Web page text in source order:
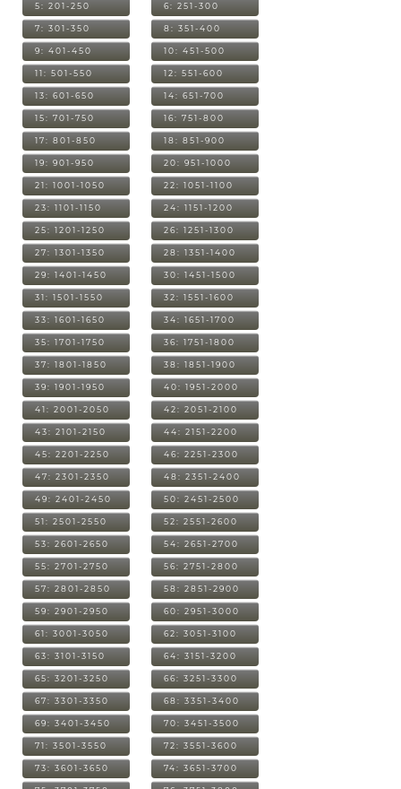
5: 201-250 6: 251-300
7: 301-350 8: 351-400
9: 401-450 10: 451-500
11: 501-550 12: 551-600
13: 601-650 14: 651-700
15: 701-750 16: 751-800
17: 801-850 18: 851-900
19: 901-950 20: 951-1000
21: 1001-1050 22: 1051-1100
23: 1101-1150 24: 1151-1200
25: 1201-1250 26: 1251-1300
27: 1301-1350 28: 1351-1400
29: 1401-1450 30: 1451-1500
31: 1501-1550 32: 1551-1600
33: 1601-1650 34: 1651-1700
35: 1701-1750 36: 1751-1800
37: 1801-1850 38: 1851-1900
39: 1901-1950 40: 1951-2000
41: 2001-2050 42: 2051-2100
43: 2101-2150 44: 2151-2200
45: 2201-2250 46: 2251-2300
47: 2301-2350 48: 2351-2400
49: 2401-2450 50: 2451-2500
51: 2501-2550 52: 2551-2600
53: 2601-2650 54: 2651-2700
55: 2701-2750 56: 2751-2800
57: 2801-2850 58: 2851-2900
59: 2901-2950 60: 2951-3000
61: 3001-3050 62: 3051-3100
63: 3101-3150 64: 3151-3200
65: 3201-3250 66: 3251-3300
67: 3301-3350 68: 3351-3400
69: 3401-3450 70: 3451-3500
71: 3501-3550 72: 3551-3600
73: 3601-3650 74: 3651-3700